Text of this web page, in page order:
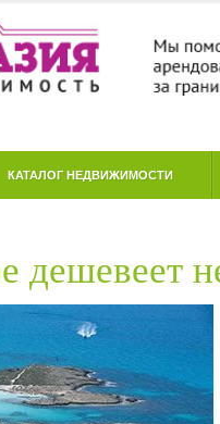
КАТАЛОГ НЕДВИЖИМОСТИ
дешевеет